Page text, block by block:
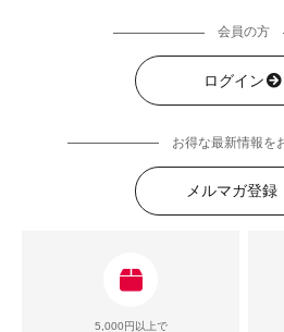
会員の方
ログイン
お得な最新情報を
メルマガ登録
5,000円以上で